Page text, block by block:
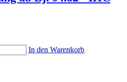
In den Warenkorb